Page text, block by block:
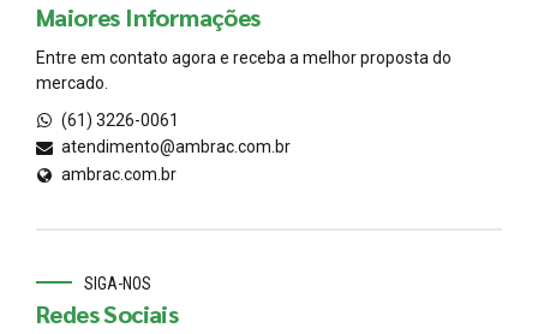
Maiores Informações
Entre em contato agora e receba a melhor proposta do
mercado.
(61) 3226-0061
atendimento@ambrac.com.br
ambrac.com.br
SIGA-NOS
Redes Sociais